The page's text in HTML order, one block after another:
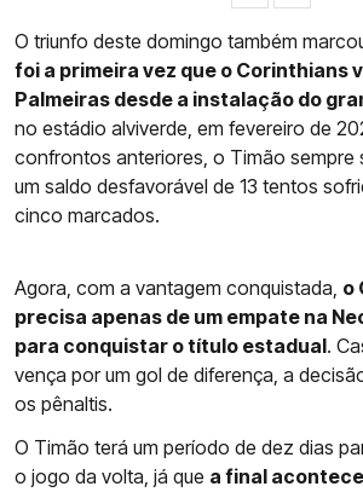
O triunfo deste domingo também
foi a primeira vez que o Corinthians
Palmeiras desde a instalação do
no estádio alviverde, em fevereiro de
confrontos anteriores, o Timão sempre
um saldo desfavorável de 13 tentos
cinco marcados.
Agora, com a vantagem conquistada, o
precisa apenas de um empate na
para conquistar o título estadual.
vença por um gol de diferença, a
os pênaltis.
O Timão terá um período de dez dias
o jogo da volta, já que a final